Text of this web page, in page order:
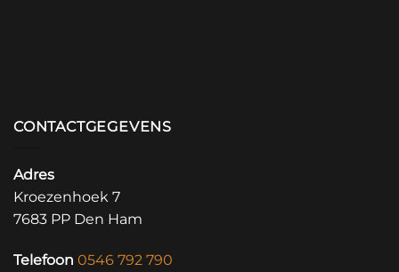
CONTACTGEGEVENS
Adres
Kroezenhoek 7
7683 PP Den Ham
Telefoon 0546 792 790